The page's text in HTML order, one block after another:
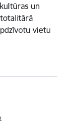
un
vietu